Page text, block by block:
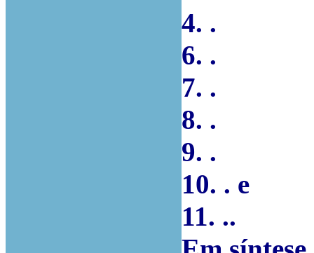
4. .
6. .
7. .
8. .
9. .
10. . e
11. ..